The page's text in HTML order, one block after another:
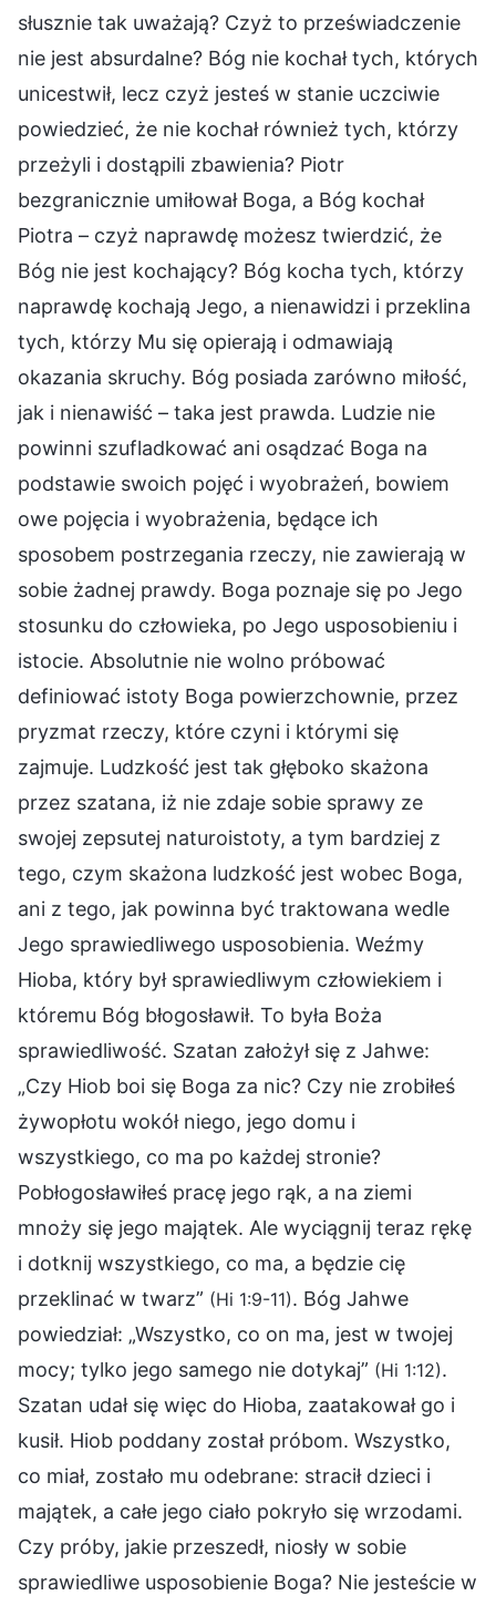
słusznie tak uważają? Czyż to przeświadczenie
nie jest absurdalne? Bóg nie kochał tych, których
unicestwił, lecz czyż jesteś w stanie uczciwie
powiedzieć, że nie kochał również tych, którzy
przeżyli i dostąpili zbawienia? Piotr
bezgranicznie umiłował Boga, a Bóg kochał
Piotra – czyż naprawdę możesz twierdzić, że
Bóg nie jest kochający? Bóg kocha tych, którzy
naprawdę kochają Jego, a nienawidzi i przeklina
tych, którzy Mu się opierają i odmawiają
okazania skruchy. Bóg posiada zarówno miłość,
jak i nienawiść – taka jest prawda. Ludzie nie
powinni szufladkować ani osądzać Boga na
podstawie swoich pojęć i wyobrażeń, bowiem
owe pojęcia i wyobrażenia, będące ich
sposobem postrzegania rzeczy, nie zawierają w
sobie żadnej prawdy. Boga poznaje się po Jego
stosunku do człowieka, po Jego usposobieniu i
istocie. Absolutnie nie wolno próbować
definiować istoty Boga powierzchownie, przez
pryzmat rzeczy, które czyni i którymi się
zajmuje. Ludzkość jest tak głęboko skażona
przez szatana, iż nie zdaje sobie sprawy ze
swojej zepsutej naturoistoty, a tym bardziej z
tego, czym skażona ludzkość jest wobec Boga,
ani z tego, jak powinna być traktowana wedle
Jego sprawiedliwego usposobienia. Weźmy
Hioba, który był sprawiedliwym człowiekiem i
któremu Bóg błogosławił. To była Boża
sprawiedliwość. Szatan założył się z Jahwe:
„Czy Hiob boi się Boga za nic? Czy nie zrobiłeś
żywopłotu wokół niego, jego domu i
wszystkiego, co ma po każdej stronie?
Pobłogosławiłeś pracę jego rąk, a na ziemi
mnoży się jego majątek. Ale wyciągnij teraz rękę
i dotknij wszystkiego, co ma, a będzie cię
przeklinać w twarz” (Hi 1:9-11). Bóg Jahwe
powiedział: „Wszystko, co on ma, jest w twojej
mocy; tylko jego samego nie dotykaj” (Hi 1:12).
Szatan udał się więc do Hioba, zaatakował go i
kusił. Hiob poddany został próbom. Wszystko,
co miał, zostało mu odebrane: stracił dzieci i
majątek, a całe jego ciało pokryło się wrzodami.
Czy próby, jakie przeszedł, niosły w sobie
sprawiedliwe usposobienie Boga? Nie jesteście w